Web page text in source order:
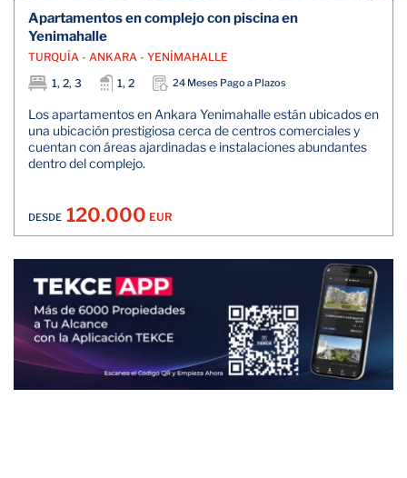
Apartamentos en complejo con piscina en
Yenimahalle
TURQUÍA - ANKARA - YENİMAHALLE
1, 2, 3
1, 2 24 Meses Pago a Plazos
Los apartamentos en Ankara Yenimahalle están ubicados en
una ubicación prestigiosa cerca de centros comerciales y
cuentan con áreas ajardinadas e instalaciones abundantes
dentro del complejo.
DESDE 120.000 EUR